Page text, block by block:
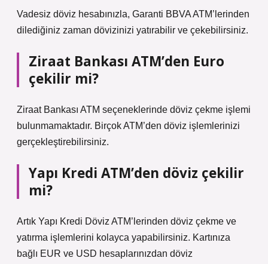
Vadesiz döviz hesabınızla, Garanti BBVA ATM’lerinden
dilediğiniz zaman dövizinizi yatırabilir ve çekebilirsiniz.
Ziraat Bankası ATM’den Euro
çekilir mi?
Ziraat Bankası ATM seçeneklerinde döviz çekme işlemi
bulunmamaktadır. Birçok ATM’den döviz işlemlerinizi
gerçekleştirebilirsiniz.
Yapı Kredi ATM’den döviz çekilir
mi?
Artık Yapı Kredi Döviz ATM’lerinden döviz çekme ve
yatırma işlemlerini kolayca yapabilirsiniz. Kartınıza
bağlı EUR ve USD hesaplarınızdan döviz